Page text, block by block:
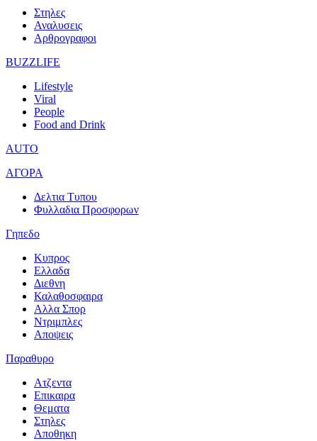
Στηλες
Αναλυσεις
Αρθρογραφοι
BUZZLIFE
Lifestyle
Viral
People
Food and Drink
AUTO
ΑΓΟΡΑ
Δελτια Τυπου
Φυλλαδια Προσφορων
Γηπεδο
Κυπρος
Ελλαδα
Διεθνη
Καλαθοσφαιρα
Αλλα Σπορ
Ντριμπλες
Αποψεις
Παραθυρο
Ατζεντα
Επικαιρα
Θεματα
Στηλες
Αποθηκη